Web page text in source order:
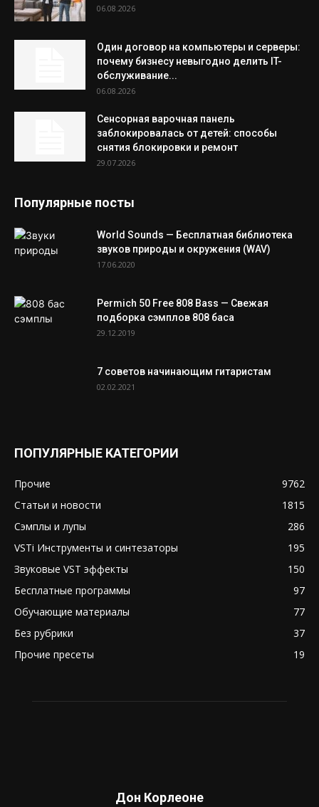
06.08.2026
Один договор на компьютеры и серверы:
почему бизнесу невыгодно делить IT-
обслуживание...
06.08.2026
Сенсорная варочная панель
заблокировалась от детей: способы
снятия блокировки и ремонт
29.07.2026
Популярные посты
World Sounds — Бесплатная библиотека
звуков природы и окружения (WAV)
17.06.2020
Permich 50 Free 808 Bass — Свежая
подборка сэмплов 808 баса
29.12.2019
7 советов начинающим гитаристам
02.02.2021
ПОПУЛЯРНЫЕ КАТЕГОРИИ
Прочие
9762
Статьи и новости
1815
Сэмплы и лупы
286
VSTi Инструменты и синтезаторы
195
Звуковые VST эффекты
150
Бесплатные программы
97
Обучающие материалы
77
Без рубрики
37
Прочие пресеты
19
Дон Корлеоне